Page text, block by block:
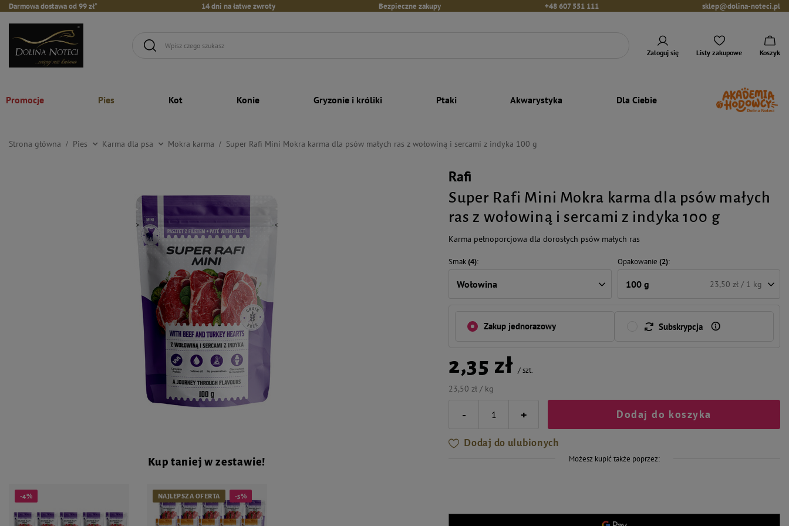
Darmowa dostawa od 99 zł* 14 dni na łatwe zwroty Bezpieczne zakupy +48 607 551 111 sklep@dolina-noteci.pl
Zaloguj się Listy zakupowe Koszyk
Promocje Pies Kot Konie Gryzonie i króliki Ptaki Akwarystyka Dla Ciebie
Strona główna Pies Karma dla psa Mokra karma Super Rafi Mini Mokra karma dla psów małych ras z wołowiną i sercami z indyka 100 g
Rafi
Super Rafi Mini Mokra karma dla psów małych
ras z wołowiną i sercami z indyka 100 g
Karma pełnoporcjowa dla dorosłych psów małych ras
Smak(4)
Wołowina
Opakowanie (2)
100 g 23,50 zł / 1 kg
Zakup jednorazowy Subskrypcja
2,35 zł /szt.
23,50 zł / kg
- + Dodaj do koszyka
Dodaj do ulubionych
Możesz kupić także poprzez:
Kup taniej w zestawie!
-4% NAJLEPSZA OFERTA -5%